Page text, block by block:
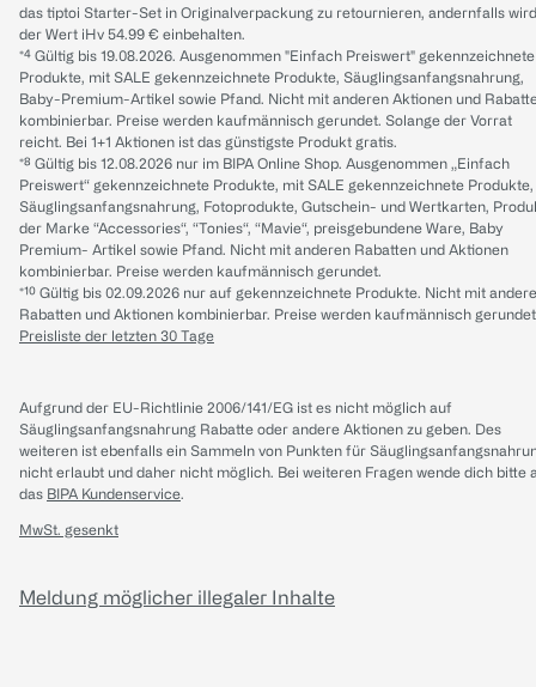
das tiptoi Starter-Set in Originalverpackung zu retournieren, andernfalls wird
der Wert iHv 54.99 € einbehalten.
*⁴ Gültig bis 19.08.2026. Ausgenommen "Einfach Preiswert" gekennzeichnete
Produkte, mit SALE gekennzeichnete Produkte, Säuglingsanfangsnahrung,
Baby-Premium-Artikel sowie Pfand. Nicht mit anderen Aktionen und
kombinierbar. Preise werden kaufmännisch gerundet. Solange der Vorrat
reicht. Bei 1+1 Aktionen ist das günstigste Produkt gratis.
*⁸ Gültig bis 12.08.2026 nur im BIPA Online Shop. Ausgenommen „Einfach
Preiswert“ gekennzeichnete Produkte, mit SALE gekennzeichnete Produkte,
Säuglingsanfangsnahrung, Fotoprodukte, Gutschein- und Wertkarten,
der Marke “Accessories“, “Tonies“, “Mavie“, preisgebundene Ware, Baby
Premium- Artikel sowie Pfand. Nicht mit anderen Rabatten und Aktionen
kombinierbar. Preise werden kaufmännisch gerundet.
*¹⁰ Gültig bis 02.09.2026 nur auf gekennzeichnete Produkte. Nicht mit
Rabatten und Aktionen kombinierbar. Preise werden kaufmännisch
Preisliste der letzten 30 Tage
Aufgrund der EU-Richtlinie 2006/141/EG ist es nicht möglich auf
Säuglingsanfangsnahrung Rabatte oder andere Aktionen zu geben. Des
weiteren ist ebenfalls ein Sammeln von Punkten für
nicht erlaubt und daher nicht möglich. Bei weiteren Fragen wende dich bitte
das BIPA Kundenservice.
MwSt. gesenkt
Meldung möglicher illegaler Inhalte